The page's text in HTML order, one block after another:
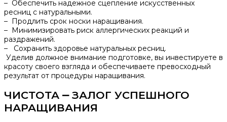
– Обеспечить надежное сцепление искусственных
ресниц с натуральными.​
– Продлить срок носки наращивания.
– Минимизировать риск аллергических реакций и
раздражений.​
– Сохранить здоровье натуральных ресниц.​
Уделив должное внимание подготовке‚ вы инвестируете в
красоту своего взгляда и обеспечиваете превосходный
результат от процедуры наращивания.​
ЧИСТОТА ⎼ ЗАЛОГ УСПЕШНОГО
НАРАЩИВАНИЯ